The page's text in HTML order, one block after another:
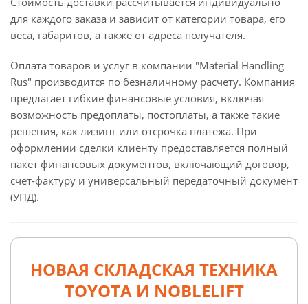
для каждого заказа и зависит от категории товара, его
веса, габаритов, а также от адреса получателя.
Оплата товаров и услуг в компании "Material Handling
Rus" производится по безналичному расчету. Компания
предлагает гибкие финансовые условия, включая
возможность предоплаты, постоплаты, а также такие
решения, как лизинг или отсрочка платежа. При
оформлении сделки клиенту предоставляется полный
пакет финансовых документов, включающий договор,
счет-фактуру и универсальный передаточный документ
(УПД).
НОВАЯ СКЛАДСКАЯ ТЕХНИКА
TOYOTA И NOBLELIFT